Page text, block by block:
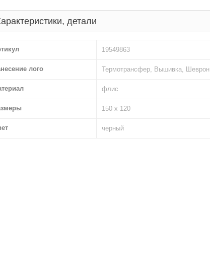
детали
19549863
лого Термотрансфер, Вышивка, Шеврон
флис
150 х 120
черный